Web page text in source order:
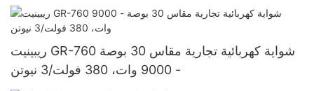
ريبينيت GR-760 شواية كهربائية تجارية مقاس 30 بوصة
- 9000 وات، 380 فولت/3 نيوتن